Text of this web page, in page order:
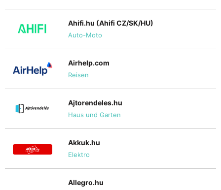
Ahifi.hu (Ahifi CZ/SK/HU)
Auto-Moto
Airhelp.com
Reisen
Ajtorendeles.hu
Haus und Garten
Akkuk.hu
Elektro
Allegro.hu